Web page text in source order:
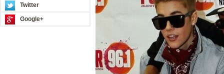
Twitter
Google+